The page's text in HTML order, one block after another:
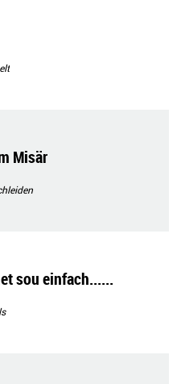
Misär
sou einfach......